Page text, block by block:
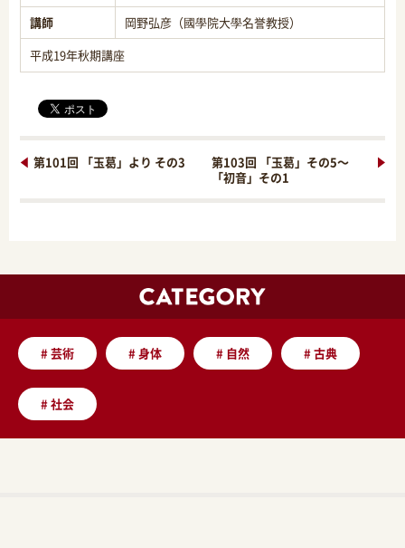
講師
岡野弘彦（國學院大學名誉教授）
平成19年秋期講座
第101回 「玉葛」より その3
第103回 「玉葛」その5～
「初音」その1
#芸術 #身体 # 自然 #古典
#社会